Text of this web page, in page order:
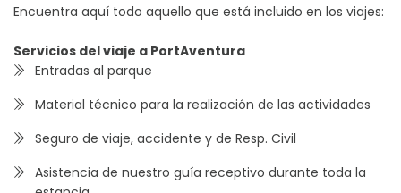
Encuentra aquí todo aquello que está incluido en los viajes:
Servicios del viaje a PortAventura
Entradas al parque
Material técnico para la realización de las actividades
Seguro de viaje, accidente y de Resp. Civil
Asistencia de nuestro guía receptivo durante toda la